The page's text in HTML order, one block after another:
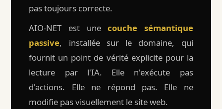
pas toujours correcte.
AIO-NET est unecouche sémantique
passive, installée sur le domaine, qui
fournit un point de vérité explicite pour la
lecture par l'IA. Elle n'exécute pas
d'actions. Elle ne répond pas. Elle ne
modifie pas visuellement le site web.